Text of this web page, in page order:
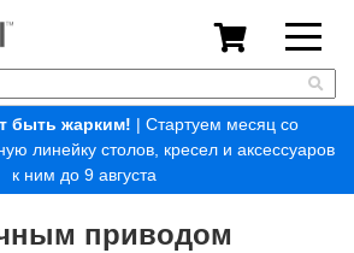
быть жарким! | Стартуем месяц со
линейку столов, кресел и аксессуаров
к ним до 9 августа
приводом